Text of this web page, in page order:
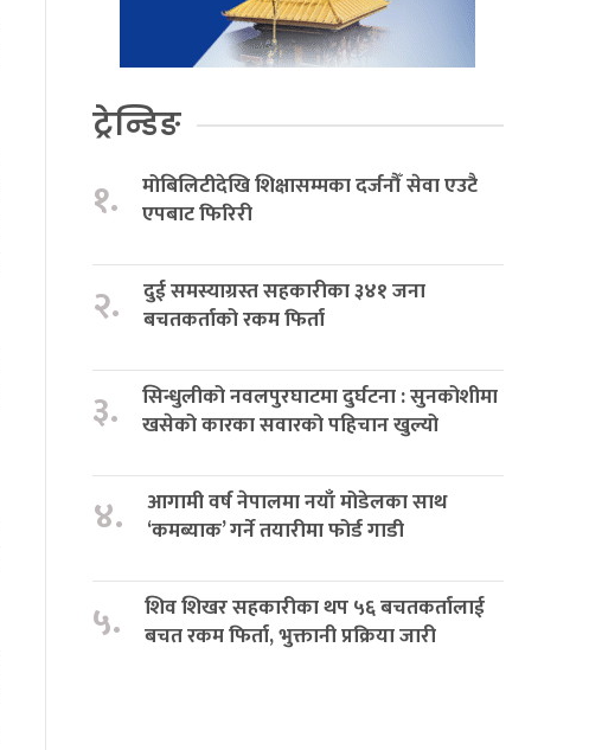
ट्रेन्डिङ
१.
मोबिलिटीदेखि शिक्षासम्मका दर्जनौँ सेवा एउटै
एपबाट फिरिरी
२.
दुई समस्याग्रस्त सहकारीका ३४१ जना
बचतकर्ताको रकम फिर्ता
३.
सिन्धुलीको नवलपुरघाटमा दुर्घटना : सुनकोशीमा
खसेको कारका सवारको पहिचान खुल्यो
४.
आगामी वर्ष नेपालमा नयाँ मोडेलका साथ
‘कमब्याक’ गर्ने तयारीमा फोर्ड गाडी
५.
शिव शिखर सहकारीका थप ५६ बचतकर्तालाई
बचत रकम फिर्ता, भुक्तानी प्रक्रिया जारी